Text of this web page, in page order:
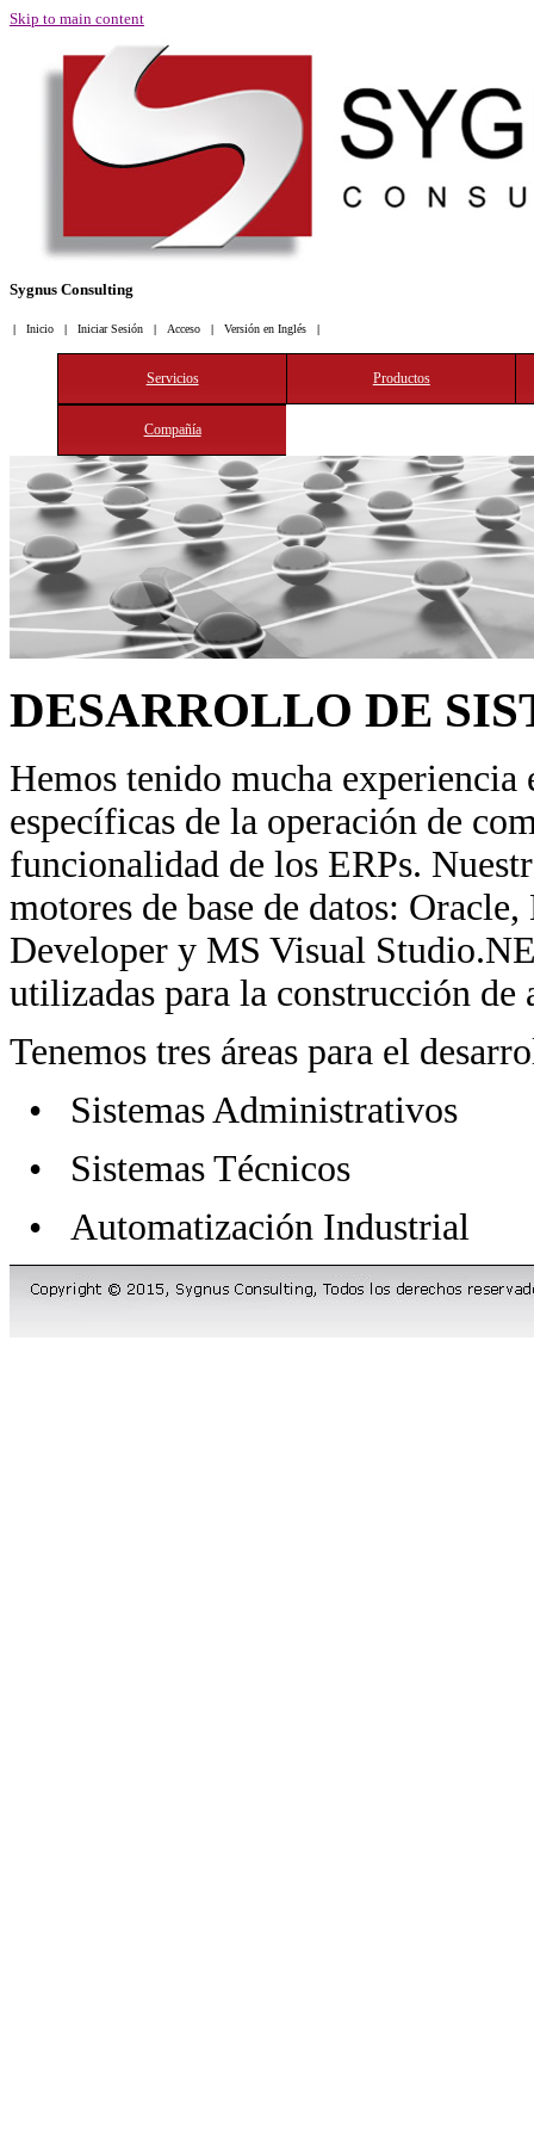
Skip to main content
Sygnus Consulting
| Inicio | Iniciar Sesión | Acceso | Versión en Inglés |
Servicios Productos
Compañía
DESARROLLO DE
Hemos tenido mucha
específicas de la operación de
funcionalidad de los ERPs.
motores de base de datos:
Developer y MS Visual
utilizadas para la construcción de
Tenemos tres áreas para el
• Sistemas Administrativos
• Sistemas Técnicos
• Automatización Industrial